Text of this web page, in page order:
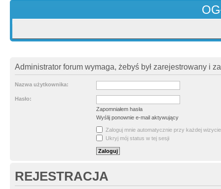
Administrator forum wymaga, żebyś był zarejestrowany i
Nazwa użytkownika:
Hasło:
Zapomniałem hasła
Wyślij ponownie e-mail aktywujący
Zaloguj mnie automatycznie przy każdej wizycie
Ukryj mój status w tej sesji
REJESTRACJA